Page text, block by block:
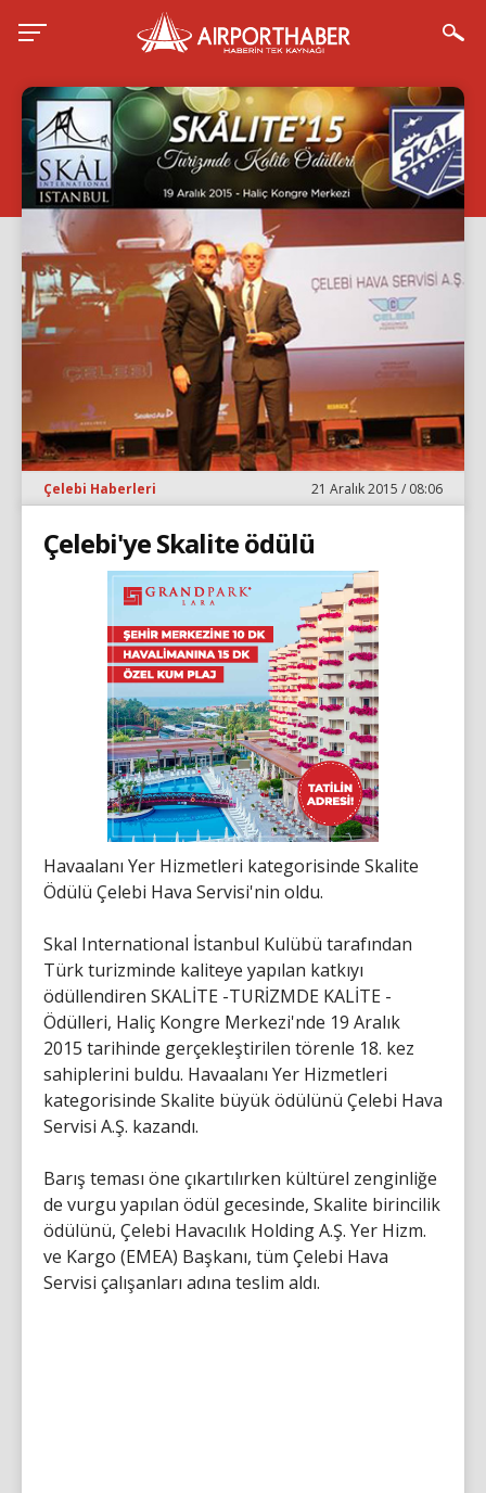
Çelebi Haberleri 21 Aralık 2015 / 08:06
Çelebi'ye Skalite ödülü
Havaalanı Yer Hizmetleri kategorisinde Skalite
Ödülü Çelebi Hava Servisi'nin oldu.
Skal International İstanbul Kulübü tarafından
Türk turizminde kaliteye yapılan katkıyı
ödüllendiren SKALİTE -TURİZMDE KALİTE -
Ödülleri, Haliç Kongre Merkezi'nde 19 Aralık
2015 tarihinde gerçekleştirilen törenle 18. kez
sahiplerini buldu. Havaalanı Yer Hizmetleri
kategorisinde Skalite büyük ödülünü Çelebi Hava
Servisi A.Ş. kazandı.
Barış teması öne çıkartılırken kültürel zenginliğe
de vurgu yapılan ödül gecesinde, Skalite birincilik
ödülünü, Çelebi Havacılık Holding A.Ş. Yer Hizm.
ve Kargo (EMEA) Başkanı, tüm Çelebi Hava
Servisi çalışanları adına teslim aldı.